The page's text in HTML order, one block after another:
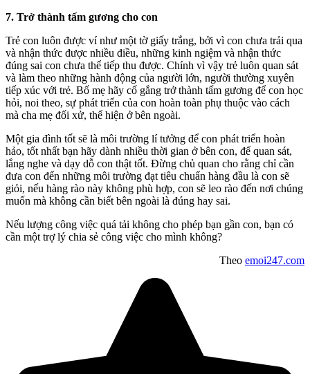
7. Trở thành tấm gương cho con
Trẻ con luôn được ví như một tờ giấy trắng, bởi vì con chưa trải qua
và nhận thức được nhiều điều, những kinh ngiệm và nhận thức
đúng sai con chưa thể tiếp thu được. Chính vì vậy trẻ luôn quan sát
và làm theo những hành động của người lớn, người thường xuyên
tiếp xúc với trẻ. Bố mẹ hãy cố gắng trở thành tấm gương để con học
hỏi, noi theo, sự phát triển của con hoàn toàn phụ thuộc vào cách
mà cha mẹ đối xử, thể hiện ở bên ngoài.
Một gia đình tốt sẽ là môi trường lí tưởng để con phát triển hoàn
hảo, tốt nhất bạn hãy dành nhiều thời gian ở bên con, để quan sát,
lắng nghe và dạy dỗ con thật tốt. Đừng chủ quan cho rằng chỉ cần
đưa con đến những môi trường đạt tiêu chuẩn hàng đầu là con sẽ
giỏi, nếu hàng rào này không phù hợp, con sẽ leo rào đến nơi chúng
muốn mà không cần biết bên ngoài là đúng hay sai.
Nếu lượng công việc quá tải không cho phép bạn gần con, bạn có
cần một trợ lý chia sẻ công việc cho mình không?
Theo emoi247.com